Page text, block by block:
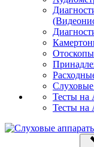
Отоскопы
Тесты на
Тесты на